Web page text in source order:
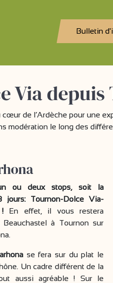
Bulletin
Via
de l’Ardèche pour une
modération le long des
ou deux stops, soit la
Tournon-Dolce Via-
En effet, il vous restera
à Tournon sur
se fera sur du plat le
Un cadre différent de la
aussi agréable ! Sur le